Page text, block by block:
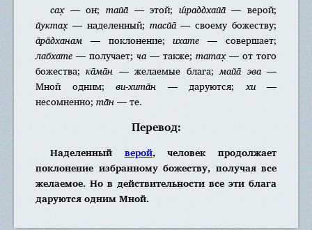
сах̣— он; тайа̄— этой; ш́раддхайа̄— верой;
йуктах̣— наделенный; тасйа̄— своему божеству;
а̄ра̄дханам — поклонение;ихате — совершает;
лабхате — получает; ча— также; татах̣— от того
божества;ка̄ма̄н — желаемые блага;майа̄ эва—
Мной одним; ви-хита̄н — даруются;хи—
несомненно; та̄н— те.
Перевод:
Наделенный верой, человек продолжает
поклонение избранному божеству, получая все
желаемое. Но в действительности все эти блага
даруются одним Мной.